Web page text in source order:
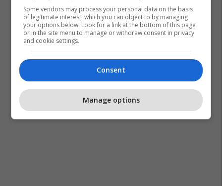
Some vendors may process your personal data on the basis
of legitimate interest, which you can object to by managing
your options below. Look for a link at the bottom of this page
or in the site menu to manage or withdraw consent in privacy
and cookie settings.
Consent
Manage options